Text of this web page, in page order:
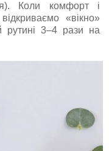
Коли комфорт і
«вікно»
рутині 3–4 рази на